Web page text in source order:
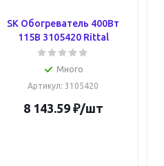
SK Обогреватель 400Вт
115В 3105420 Rittal
Много
Артикул: 3105420
8 143.59₽/шт